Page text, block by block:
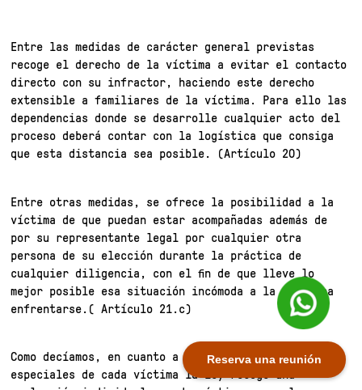
Reserva una reunión
Entre las medidas de carácter general previstas
recoge el derecho de la víctima a evitar el contacto
directo con su infractor, haciendo este derecho
extensible a familiares de la víctima. Para ello las
dependencias donde se desarrolle cualquier acto del
proceso deberá contar con la logística que consiga
que esta distancia sea posible. (Artículo 20)
Entre otras medidas, se ofrece la posibilidad a la
víctima de que puedan estar acompañadas además de
por su representante legal por cualquier otra
persona de su elección durante la práctica de
cualquier diligencia, con el fin de que lleve lo
mejor posible esa situación incómoda a la que deba
enfrentarse.( Artículo 21.c)
Como decíamos, en cuanto a las necesidades
especiales de cada víctima la ley recoge una